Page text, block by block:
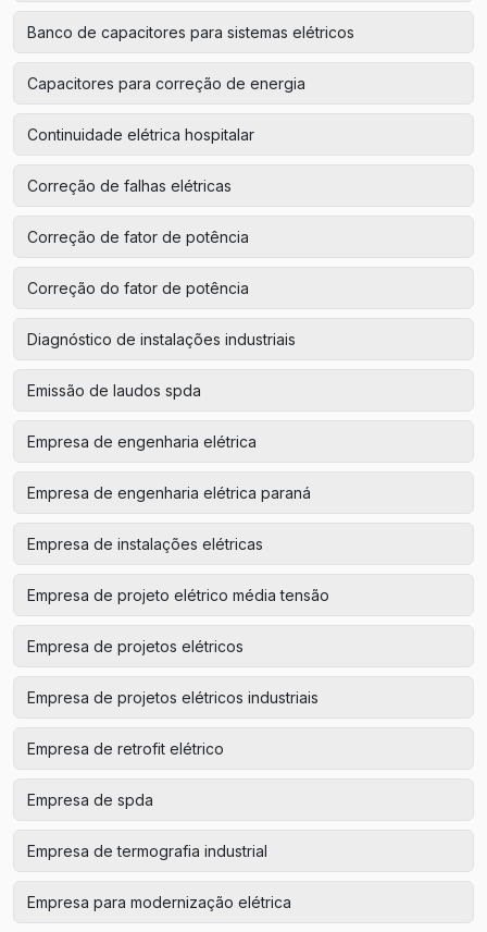
Banco de capacitores para sistemas elétricos
Capacitores para correção de energia
Continuidade elétrica hospitalar
Correção de falhas elétricas
Correção de fator de potência
Correção do fator de potência
Diagnóstico de instalações industriais
Emissão de laudos spda
Empresa de engenharia elétrica
Empresa de engenharia elétrica paraná
Empresa de instalações elétricas
Empresa de projeto elétrico média tensão
Empresa de projetos elétricos
Empresa de projetos elétricos industriais
Empresa de retrofit elétrico
Empresa de spda
Empresa de termografia industrial
Empresa para modernização elétrica